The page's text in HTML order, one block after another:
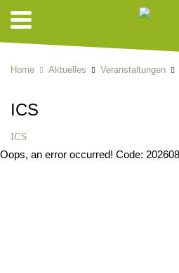
Home Aktuelles Veranstaltungen
ICS
ICS
Oops, an error occurred! Code: